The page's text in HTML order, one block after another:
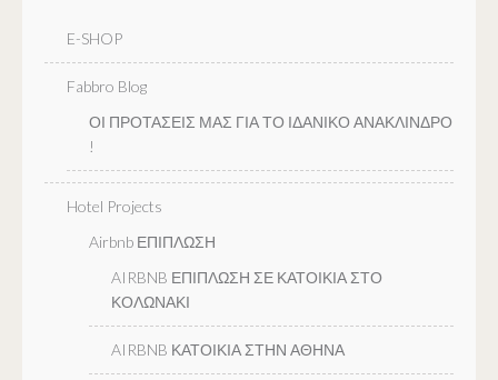
E-SHOP
Fabbro Blog
ΟΙ ΠΡΟΤΑΣΕΙΣ ΜΑΣ ΓΙΑ ΤΟ ΙΔΑΝΙΚΟ ΑΝΑΚΛΙΝΔΡΟ
!
Hotel Projects
Airbnb ΕΠΙΠΛΩΣΗ
AIRBNB ΕΠΙΠΛΩΣΗ ΣΕ ΚΑΤΟΙΚΙΑ ΣΤΟ
ΚΟΛΩΝΑΚΙ
AIRBNB ΚΑΤΟΙΚΙΑ ΣΤΗΝ ΑΘΗΝΑ